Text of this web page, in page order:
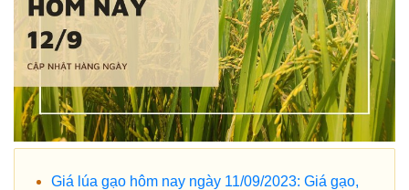
Giá lúa gạo hôm nay ngày 11/09/2023: Giá gạo,